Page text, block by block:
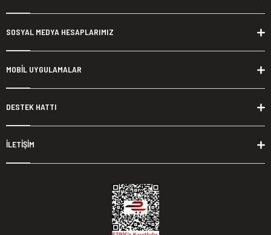
SOSYAL MEDYA HESAPLARIMIZ
MOBİL UYGULAMALAR
DESTEK HATTI
İLETİŞİM